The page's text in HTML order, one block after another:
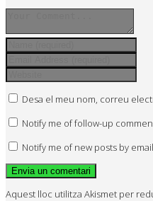
Desa el meu nom, correu
Notify me of follow-up
Notify me of new posts by
Aquest lloc utilitza Akismet per